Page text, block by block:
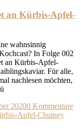
an Kürbis-Apfel-
wahnsinnig
In Folge 002
an Kürbis-Apfel-
Für alle,
nachlesen möchten,
20200 Kommentare
Apfel-Chutney